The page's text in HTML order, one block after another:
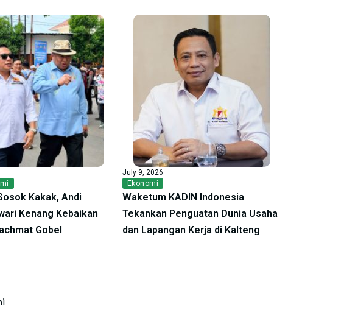
Kakak, Andi
Kenang Kebaikan
Gobel
July 9, 2026
Ekonomi
Waketum KADIN Indonesia
Tekankan Penguatan Dunia Usaha
dan Lapangan Kerja di Kalteng